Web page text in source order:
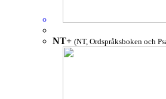
NT+ (NT, Ordspråksboken och